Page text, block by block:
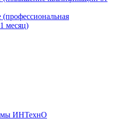
(профессиональная
месяц)
ИНТехнО